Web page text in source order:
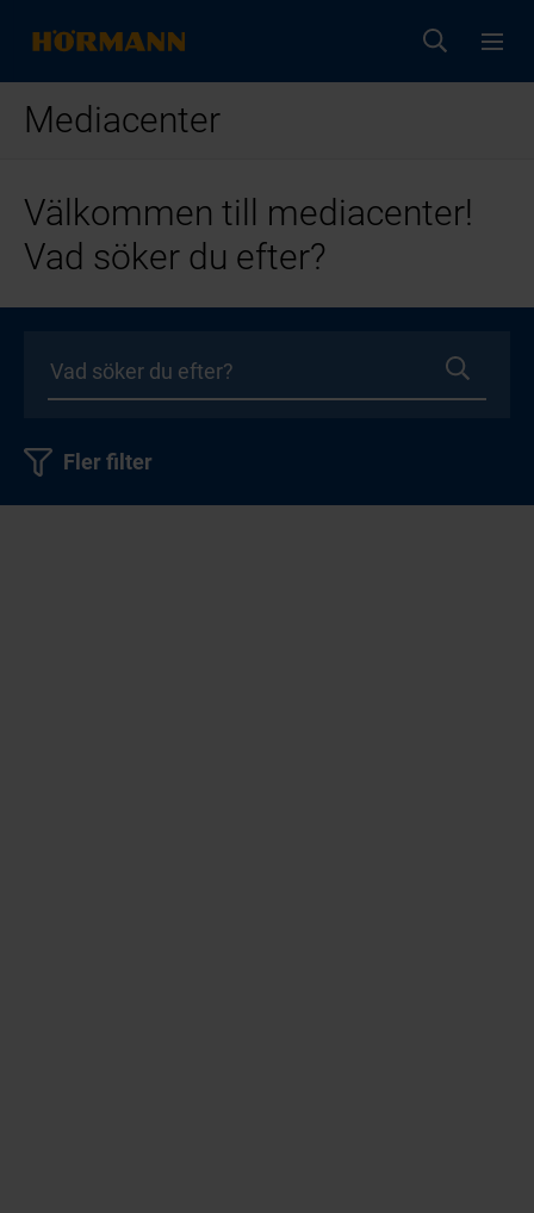
Mediacenter
Välkommen till mediacenter!
Vad söker du efter?
Fler filter